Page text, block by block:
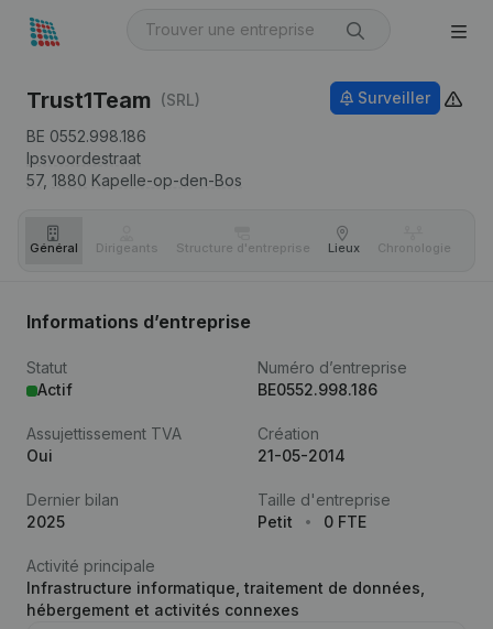
Trust1Team (SRL)
BE 0552.998.186
Ipsvoordestraat
57, 1880 Kapelle-op-den-Bos
Surveiller
Général Dirigeants Structure d'entreprise Lieux Chronologie
Informations d’entreprise
Statut
Actif
Numéro d’entreprise
BE0552.998.186
Assujettissement TVA
Oui
Création
21-05-2014
Dernier bilan
2025
Taille d'entreprise
Petit
0 FTE
Activité principale
Infrastructure informatique, traitement de données,
hébergement et activités connexes